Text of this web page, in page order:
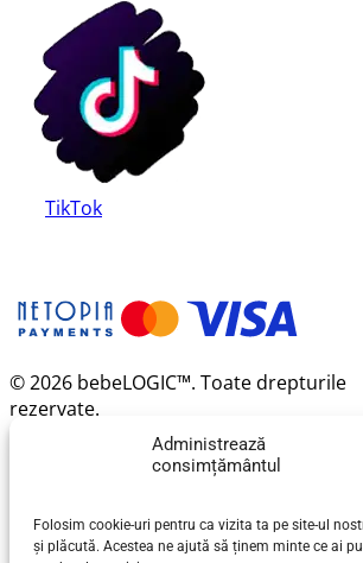
Administrează
consimțământul
Folosim cookie-uri pentru ca vizita ta pe site-ul
și plăcută. Acestea ne ajută să ținem minte ce ai
TikTok
© 2026 bebeLOGIC™. Toate drepturile
rezervate.